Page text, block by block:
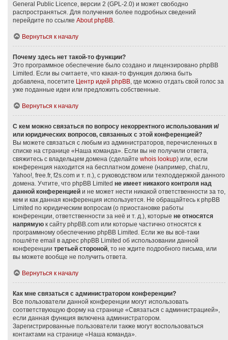
General Public Licence, версии 2 (GPL-2.0) и может свободно
распространяться. Для получения более подробных сведений
перейдите по ссылке About phpBB.
Вернуться к началу
Почему здесь нет такой-то функции?
Это программное обеспечение было создано и лицензировано phpBB
Limited. Если вы считаете, что какая-то функция должна быть
добавлена, посетите Центр идей phpBB, где можно отдать свой голос за
уже поданные идеи или предложить собственные.
Вернуться к началу
С кем можно связаться по вопросу некорректного использования и/
или юридических вопросов, связанных с этой конференцией?
Вы можете связаться с любым из администраторов, перечисленных в
списке на странице «Наша команда». Если вы не получили ответа,
свяжитесь с владельцем домена (сделайте whois lookup) или, если
конференция находится на бесплатном домене (например, chat.ru,
Yahoo!, free.fr, f2s.com и т. п.), с руководством или техподдержкой данного
домена. Учтите, что phpBB Limited не имеет никакого контроля над
данной конференцией и не может нести никакой ответственности за то,
кем и как данная конференция используется. Не обращайтесь к phpBB
Limited по юридическим вопросам (о приостановке работы
конференции, ответственности за неё и т. д.), которые не относятся
напрямую к сайту phpBB.com или которые частично относятся к
программному обеспечению phpBB Limited. Если же вы всё-таки
пошлёте email в адрес phpBB Limited об использовании данной
конференции третьей стороной, то не ждите подробного письма, или
вы можете вообще не получить ответа.
Вернуться к началу
Как мне связаться с администратором конференции?
Все пользователи данной конференции могут использовать
соответствующую форму на странице «Связаться с администрацией»,
если данная функция включена администратором.
Зарегистрированные пользователи также могут воспользоваться
контактами на странице «Наша команда».